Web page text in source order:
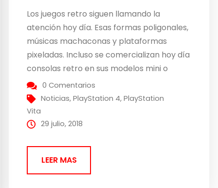
Los juegos retro siguen llamando la
atención hoy día. Esas formas poligonales,
músicas machaconas y plataformas
pixeladas. Incluso se comercializan hoy día
consolas retro en sus modelos mini o
compilaciones de juegos de época
como Sega MegaDrive Classics. Incluso
aparecen nuevos juegos, como el creado
por WhiteMoon Dreams y Super Icon,
0 Comentarios
Noticias,PlayStation 4,PlayStation
Vita
29 julio, 2018
LEER MAS